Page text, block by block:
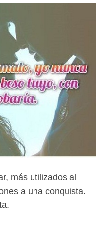
más utilizados al
a una conquista.